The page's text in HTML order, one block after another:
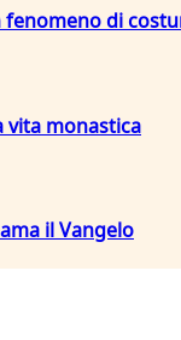
fenomeno di
vita monastica
il Vangelo